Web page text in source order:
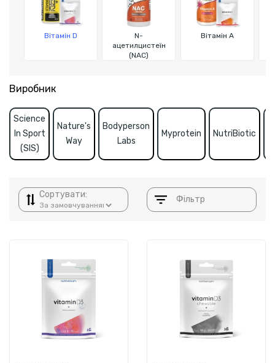
сонячного світла обмежена.
N-
ацетилцистеїн
(NAC)
Вітамін A
Вітамін D
Виробник
Science
In Sport
(SIS)
Nature's
Way
Bodyperson
Labs
Myprotein NutriBiotic
Сортувати: Фільтр